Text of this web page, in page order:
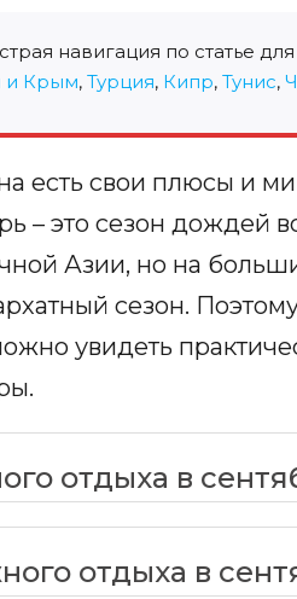
навигация по статье
и Крым, Турция, Кипр, Тунис,
есть свои плюсы и
– это сезон дождей
Азии, но на
сезон.
увидеть
отдыха в
отдыха в